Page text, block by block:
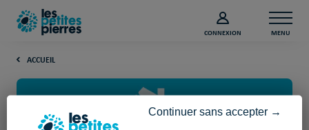
CONNEXION MENU
ACCUEIL
Continuer sans accepter →